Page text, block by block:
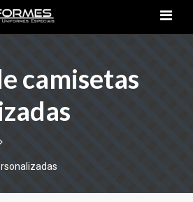
camisetas